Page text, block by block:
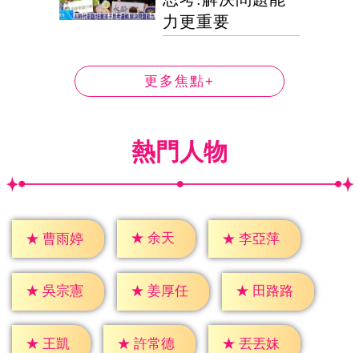
力更重要
更多焦點+
熱門人物
★ 曹雨婷 ★ 余天 ★ 李亞萍
★ 吳宗憲 ★ 姜厚任 ★ 田路路
★ 王凱 ★ 許常德 ★ 丟丟妹